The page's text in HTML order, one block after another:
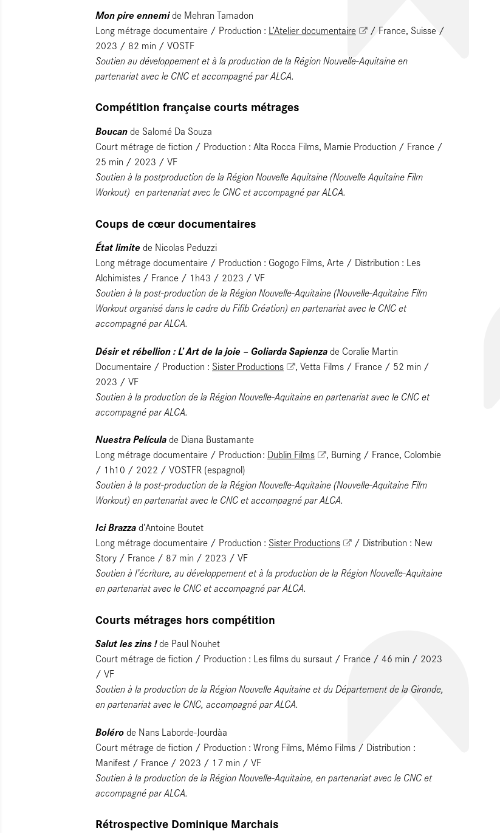
Mon pire ennemide Mehran Tamadon
Long métrage documentaire / Production : L’Atelier documentaire
/ France, Suisse /
2023 / 82 min / VOSTF
Soutien au développement et à la production de la Région Nouvelle-Aquitaine en
partenariat avec le CNC et accompagné par ALCA.
Compétition française courts métrages
Boucande Salomé Da Souza​
Court métrage de fiction / Production : Alta Rocca Films, Marnie Production / France /
25 min / 2023 / VF
Soutien à la postproduction de la Région Nouvelle Aquitaine (Nouvelle Aquitaine Film
Workout) en partenariat avec le CNC et accompagné par ALCA.
Coups de cœur documentaires
État limite de Nicolas Peduzzi
Long métrage documentaire / Production : Gogogo Films, Arte / Distribution : Les
Alchimistes / France / 1h43 / 2023 / VF
Soutien à la post-production de la Région Nouvelle-Aquitaine (Nouvelle-Aquitaine Film
Workout organisé dans le cadre du Fifib Création) en partenariat avec le CNC et
accompagné par ALCA.
Désir et rébellion : L’ Art de la joie – Goliarda Sapienzade Coralie Martin
Documentaire / Production : Sister Productions
, Vetta Films / France / 52 min /
2023 / VF
Soutien à la production de la Région Nouvelle-Aquitaine en partenariat avec le CNC et
accompagné par ALCA.
Nuestra Películade Diana Bustamante
Long métrage documentaire / Production : Dublin Films
, Burning / France, Colombie
/ 1h10 / 2022 / VOSTFR (espagnol)
Soutien à la post-production de la Région Nouvelle-Aquitaine (Nouvelle-Aquitaine Film
Workout) en partenariat avec le CNC et accompagné par ALCA.
Ici Brazzad’Antoine Boutet
Long métrage documentaire / Production : Sister Productions
/ Distribution : New
Story / France / 87 min / 2023 / VF
Soutien à l’écriture, au développement et à la production de la Région Nouvelle-Aquitaine
en partenariat avec le CNC et accompagné par ALCA.
Courts métrages hors compétition
Salut les zins !de Paul Nouhet
Court métrage de fiction / Production : Les films du sursaut / France / 46 min / 2023
/ VF
Soutien à la production de la Région Nouvelle Aquitaine et du Département de la Gironde,
en partenariat avec le CNC, accompagné par ALCA.
Bolérode Nans Laborde-Jourdàa
Court métrage de fiction / Production : Wrong Films, Mémo Films / Distribution :
Manifest / France / 2023 / 17 min / VF
Soutien à la production de la Région Nouvelle-Aquitaine, en partenariat avec le CNC et
accompagné par ALCA.
Rétrospective Dominique Marchais